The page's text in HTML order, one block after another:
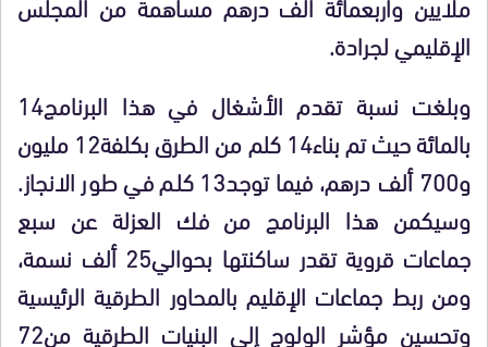
الإقليمي لجرادة.
وبلغت نسبة تقدم الأشغال في هذا البرنامج14
بالمائة حيث تم بناء14 كلم من الطرق بكلفة12 مليون
و700 ألف درهم، فيما توجد13 كلم في طور الانجاز.
وسيكمن هذا البرنامج من فك العزلة عن سبع
جماعات قروية تقدر ساكنتها بحوالي25 ألف نسمة،
ومن ربط جماعات الإقليم بالمحاور الطرقية الرئيسية
وتحسين مؤشر الولوج إلى البنيات الطرقية من72